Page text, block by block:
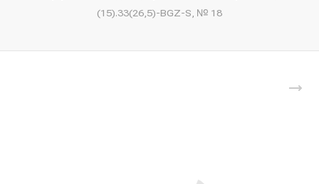
(15).33(26,5)-BGZ-S, № 18